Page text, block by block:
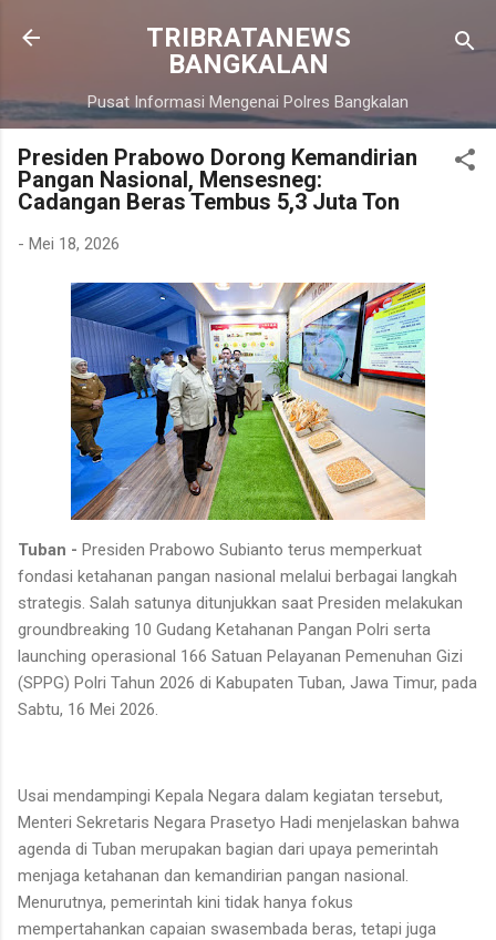
Langsung ke konten utama
TRIBRATANEWS
BANGKALAN
Pusat Informasi Mengenai Polres Bangkalan
Presiden Prabowo Dorong Kemandirian
Pangan Nasional, Mensesneg:
Cadangan Beras Tembus 5,3 Juta Ton
- Mei 18, 2026
Tuban - Presiden Prabowo Subianto terus memperkuat
fondasi ketahanan pangan nasional melalui berbagai langkah
strategis. Salah satunya ditunjukkan saat Presiden melakukan
groundbreaking 10 Gudang Ketahanan Pangan Polri serta
launching operasional 166 Satuan Pelayanan Pemenuhan Gizi
(SPPG) Polri Tahun 2026 di Kabupaten Tuban, Jawa Timur, pada
Sabtu, 16 Mei 2026.
Usai mendampingi Kepala Negara dalam kegiatan tersebut,
Menteri Sekretaris Negara Prasetyo Hadi menjelaskan bahwa
agenda di Tuban merupakan bagian dari upaya pemerintah
menjaga ketahanan dan kemandirian pangan nasional.
Menurutnya, pemerintah kini tidak hanya fokus
mempertahankan capaian swasembada beras, tetapi juga